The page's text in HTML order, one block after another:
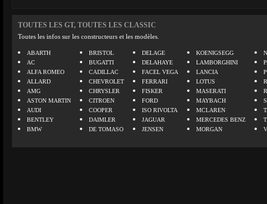
TOUTES LES GT, TOUTES LES CLASSIC
Toutes les infos sur les constructeurs et les modèles.
ABARTH
AC
ALFA ROMEO
ALLARD
AMG
ASTON MARTIN
AUDI
BENTLEY
BMW
BRISTOL
BUGATTI
CADILLAC
CHEVROLET
CHRYSLER
CITROEN
COOPER
DAIMLER
DE TOMASO
DELAGE
DELAHAYE
FACEL VEGA
FERRARI
FISKER
FORD
ISO RIVOLTA
JAGUAR
JENSEN
KOENIGSEGG
LAMBORGHINI
LANCIA
LOTUS
MASERATI
MAYBACH
MCLAREN
MERCEDES BENZ
MORGAN